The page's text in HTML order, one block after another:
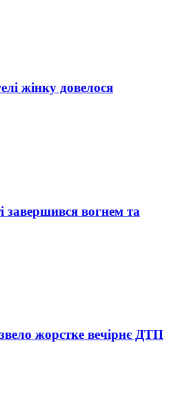
жінку довелося
завершився вогнем та
жорстке вечірнє ДТП